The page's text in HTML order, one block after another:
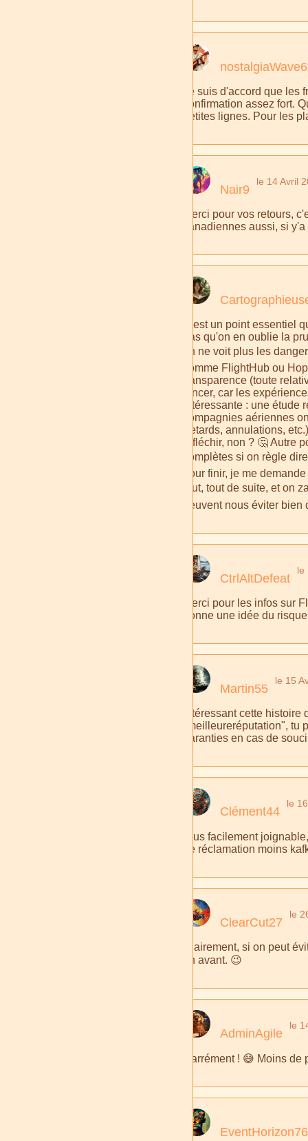
Je suis d'accord que
confirmation assez fort.
petites lignes. Pour les
Nair9
le 14 Avril
Merci pour vos retours,
canadiennes aussi, si
C'est un point essentiel
bas qu'on en oublie la
on ne voit plus les
comme FlightHub ou
transparence (toute
lancer, car les
intéressante : une
compagnies aériennes
(retards, annulations,
réfléchir, non ? 🤔 Autre
complètes si on règle
pour finir, je me
tout, tout de suite, et on
peuvent nous éviter
CtrlAltDefeat
le
Merci pour les infos sur
donne une idée du
Martin55
le 15
Intéressant cette
"meilleureréputation",
garanties en cas de
Clément44
le
Plus facilement
de réclamation moins
ClearCut27
le
Clairement, si on peut
en avant. 😉
AdminAgile
le
Carrément ! 😅 Moins
EventHorizon76